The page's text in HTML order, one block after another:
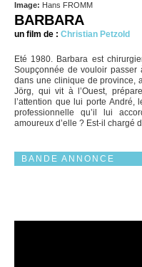
Image: Hans FROMM
BARBARA
un film de : Christian Petzold
Eté 1980. Barbara est
Soupçonnée de vouloir passer
dans une clinique de province,
Jörg, qui vit à l’Ouest,
l’attention que lui porte André,
professionnelle qu’il lui
amoureux d’elle ? Est-il chargé
BANDE ANNONCE